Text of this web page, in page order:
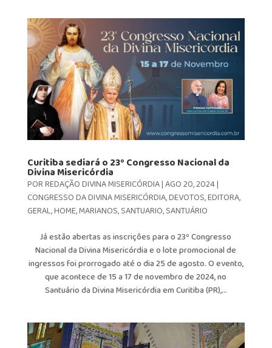
Curitiba sediará o 23º Congresso Nacional da
Divina Misericórdia
PORREDAÇÃO DIVINA MISERICÓRDIA|AGO 20, 2024|
CONGRESSO DA DIVINA MISERICÓRDIA,DEVOTOS,EDITORA,
GERAL,HOME,MARIANOS,SANTUARIO,SANTUÁRIO
Já estão abertas as inscrições para o 23º Congresso
Nacional da Divina Misericórdia e o lote promocional de
ingressos foi prorrogado até o dia 25 de agosto. O evento,
que acontece de 15 a 17 de novembro de 2024, no
Santuário da Divina Misericórdia em Curitiba (PR),...